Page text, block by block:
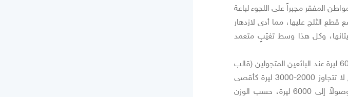
المفقر مجبراً على اللجوء لباعة
قطع الثلج عليها، مما أدى لازدهار
وكل هذا وسط تغيّبٍ متعمد
حيث تراوح سعر قطعة الثلج متوسطة الحجم بين 5000 إلى 6000 ليرة عند البائعين المتجولين (قالب
الثلج يقطع إلى 4 أو 6 قطع حسب حجمه، وتكلفته على البائع لا تتجاوز 2000-3000 ليرة كأقصى
حد)، أما سعر كيس الثلج من المحال فتراوح بين 3500 ليرة وصولاً إلى 6000 ليرة، حسب الوزن